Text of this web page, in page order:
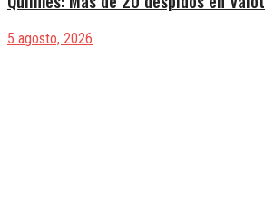
5 agosto, 2026